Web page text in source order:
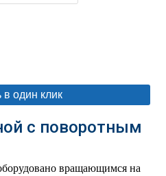
в один клик
с поворотным
вращающимся на